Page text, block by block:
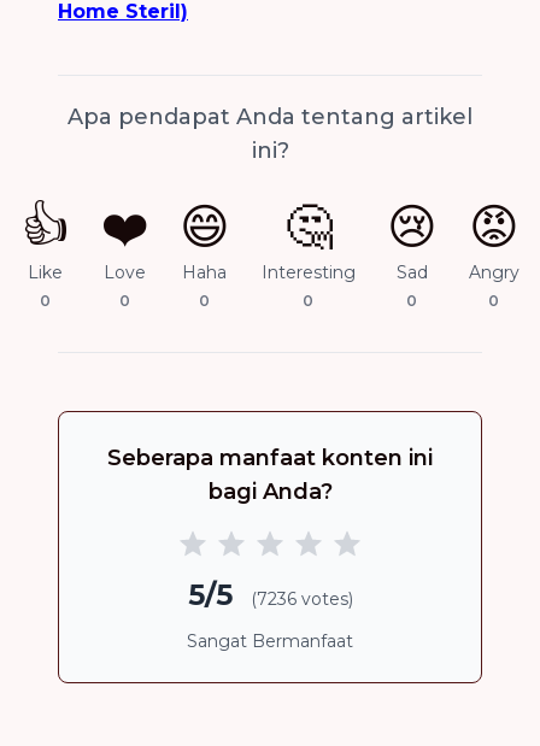
Home Steril)
Apa pendapat Anda tentang artikel
ini?
👍
Like
0
❤️
Love
0
😄
Haha
0
🤔
Interesting
0
😢
Sad
0
😡
Angry
0
Seberapa manfaat konten ini
bagi Anda?
5/5
(7236 votes)
Sangat Bermanfaat